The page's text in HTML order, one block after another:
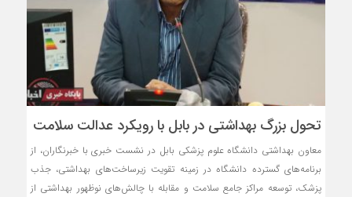
تحول بزرگ بهداشتی در بابل با رویکرد عدالت سلامت
معاون بهداشتی دانشگاه علوم پزشکی بابل در نشست خبری با خبرنگاران، از
برنامه‌های گسترده دانشگاه در زمینه تقویت زیرساخت‌های بهداشتی، جذب
پزشک، توسعه مراکز جامع سلامت و مقابله با چالش‌های نوظهور بهداشتی از